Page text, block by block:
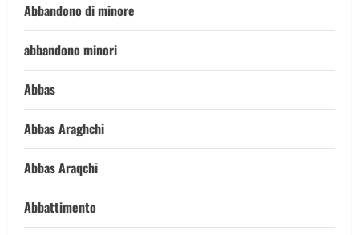
Abbandono di minore
abbandono minori
Abbas
Abbas Araghchi
Abbas Araqchi
Abbattimento